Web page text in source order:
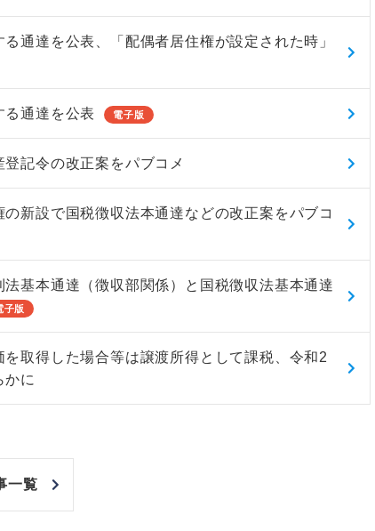
通達を公表、「配偶者居住権が設定された時」
る通達を公表 電子版
記令の改正案をパブコメ
新設で国税徴収法本通達などの改正案をパブコ
基本通達（徴収部関係）と国税徴収法基本通達
子版
取得した場合等は譲渡所得として課税、令和2
かに
一覧